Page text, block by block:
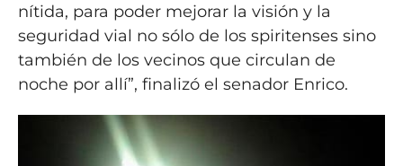
nítida, para poder mejorar la visión y la
seguridad vial no sólo de los spiritenses sino
también de los vecinos que circulan de
noche por allí”, finalizó el senador Enrico.